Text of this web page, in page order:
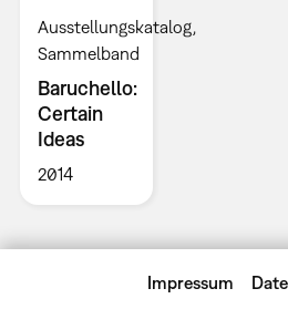
Ausstellungskatalog
Sammelband
Baruchello:
Certain
Ideas
2014
Impressum